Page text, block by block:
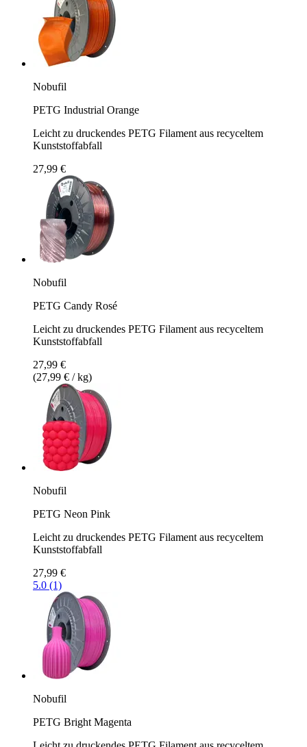
Nobufil
PETG Industrial Orange
Leicht zu druckendes PETG Filament aus recyceltem
Kunststoffabfall
27,99 €
Nobufil
PETG Candy Rosé
Leicht zu druckendes PETG Filament aus recyceltem
Kunststoffabfall
27,99 €
(27,99 € / kg)
Nobufil
PETG Neon Pink
Leicht zu druckendes PETG Filament aus recyceltem
Kunststoffabfall
27,99 €
5.0 (1)
Nobufil
PETG Bright Magenta